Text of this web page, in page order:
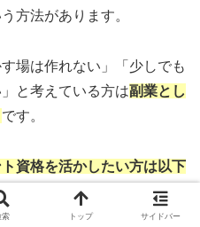
方法があります。
場は作れない」「少しでも
と考えている方は副業とし
です。
資格を活かしたい方は以下
紹介
しているので、是非ご
索 トップ サイドバー